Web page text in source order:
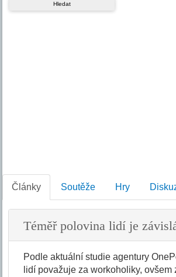
Články Soutěže Hry
Téměř polovina lidí je
Podle aktuální studie agentury
lidí považuje za workoholiky, ovšem